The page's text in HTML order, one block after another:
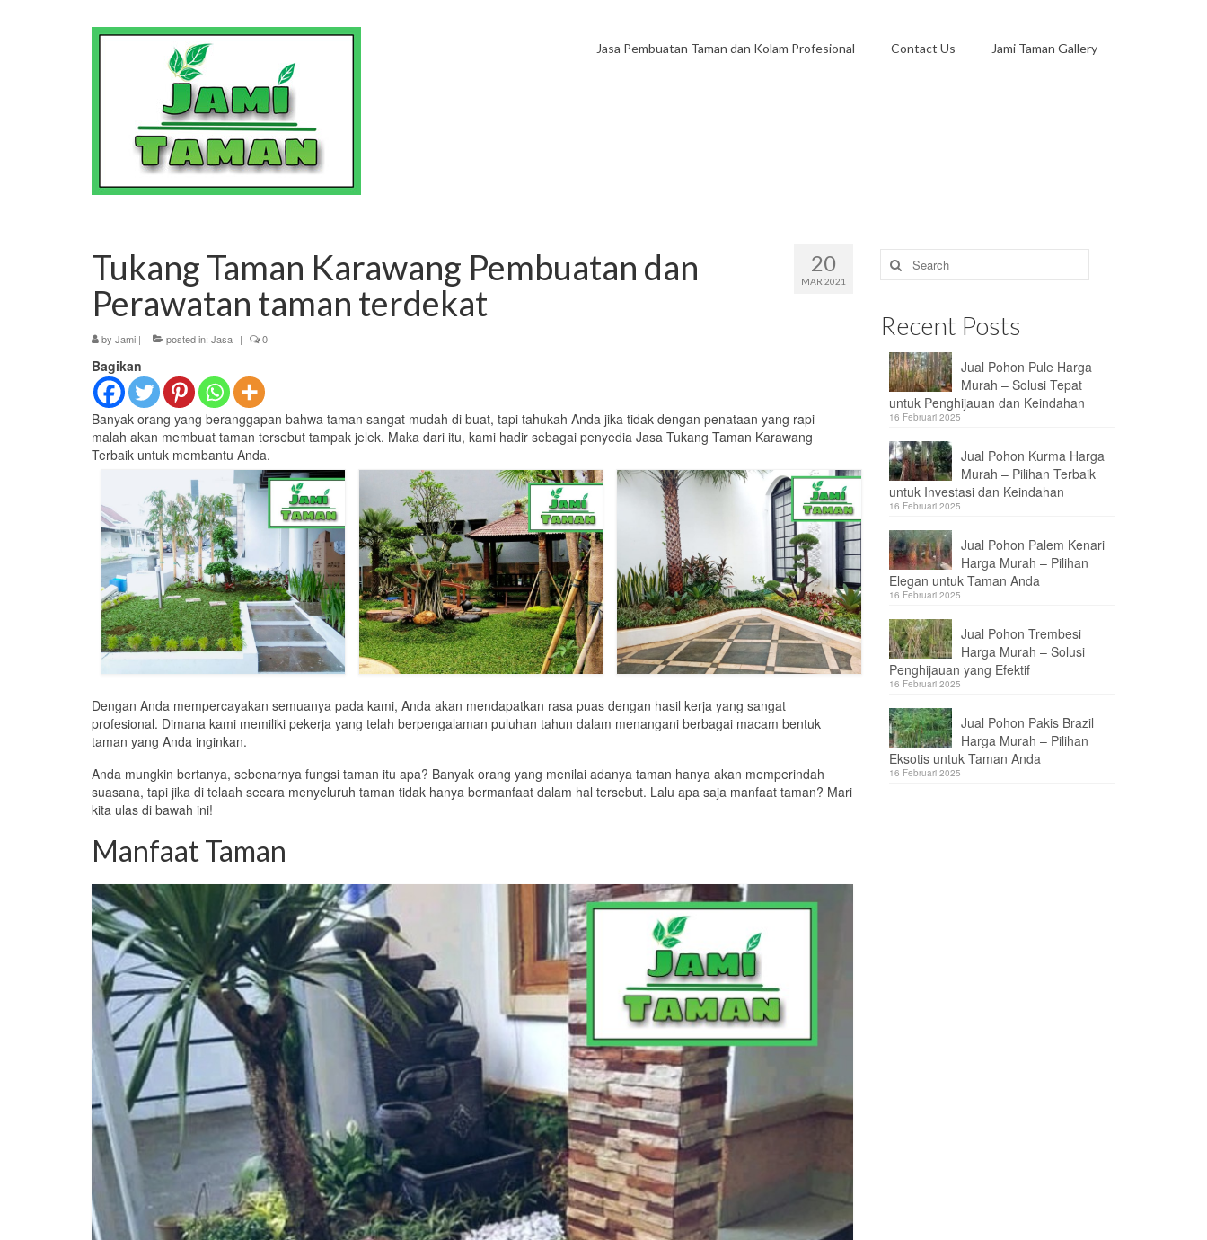
Jasa Pembuatan Taman dan Kolam Profesional Contact Us Jami Taman Gallery
20
MAR 2021
Tukang Taman Karawang Pembuatan dan
Perawatan taman terdekat
by Jami | posted in: Jasa | 0
Bagikan
Banyak orang yang beranggapan bahwa taman sangat mudah di buat, tapi tahukah Anda jika tidak dengan penataan yang rapi
malah akan membuat taman tersebut tampak jelek. Maka dari itu, kami hadir sebagai penyedia Jasa Tukang Taman Karawang
Terbaik untuk membantu Anda.
Dengan Anda mempercayakan semuanya pada kami, Anda akan mendapatkan rasa puas dengan hasil kerja yang sangat
profesional. Dimana kami memiliki pekerja yang telah berpengalaman puluhan tahun dalam menangani berbagai macam bentuk
taman yang Anda inginkan.
Anda mungkin bertanya, sebenarnya fungsi taman itu apa? Banyak orang yang menilai adanya taman hanya akan memperindah
suasana, tapi jika di telaah secara menyeluruh taman tidak hanya bermanfaat dalam hal tersebut. Lalu apa saja manfaat taman? Mari
kita ulas di bawah ini!
Manfaat Taman
Search
for:
Recent Posts
Jual Pohon Pule Harga
Murah – Solusi Tepat
untuk Penghijauan dan Keindahan
16 Februari 2025
Jual Pohon Kurma Harga
Murah – Pilihan Terbaik
untuk Investasi dan Keindahan
16 Februari 2025
Jual Pohon Palem Kenari
Harga Murah – Pilihan
Elegan untuk Taman Anda
16 Februari 2025
Jual Pohon Trembesi
Harga Murah – Solusi
Penghijauan yang Efektif
16 Februari 2025
Jual Pohon Pakis Brazil
Harga Murah – Pilihan
Eksotis untuk Taman Anda
16 Februari 2025